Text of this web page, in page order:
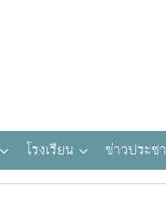
โรงเรียน ข่าวประ